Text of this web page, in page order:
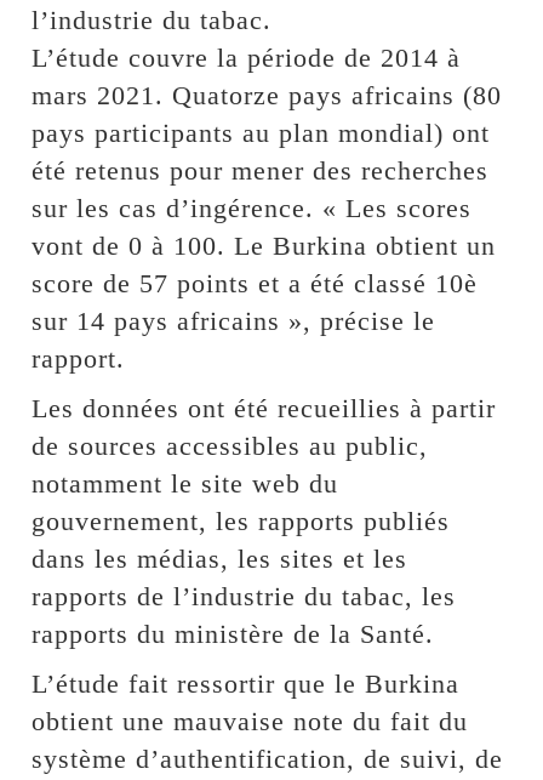
l’industrie du tabac.
L’étude couvre la période de 2014 à
mars 2021. Quatorze pays africains (80
pays participants au plan mondial) ont
été retenus pour mener des recherches
sur les cas d’ingérence. « Les scores
vont de 0 à 100. Le Burkina obtient un
score de 57 points et a été classé 10è
sur 14 pays africains », précise le
rapport.
Les données ont été recueillies à partir
de sources accessibles au public,
notamment le site web du
gouvernement, les rapports publiés
dans les médias, les sites et les
rapports de l’industrie du tabac, les
rapports du ministère de la Santé.
L’étude fait ressortir que le Burkina
obtient une mauvaise note du fait du
système d’authentification, de suivi, de